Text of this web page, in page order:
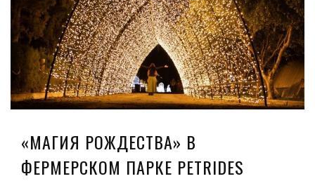
«МАГИЯ РОЖДЕСТВА» В
ФЕРМЕРСКОМ ПАРКЕ PETRIDES